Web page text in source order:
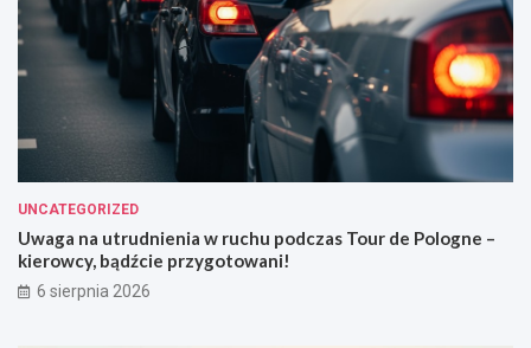
UNCATEGORIZED
Uwaga na utrudnienia w ruchu podczas Tour de Pologne –
kierowcy, bądźcie przygotowani!
6 sierpnia 2026